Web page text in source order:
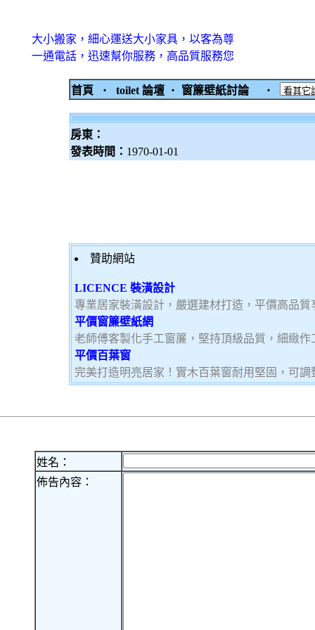
大小搬家，細心運送大小家具，以客為尊
一通電話，迅速幫你服務，高品質服務您
首頁 ‧ toilet 論壇 ‧ 窗簾壁紙討論 ‧
房東：
發表時間： 1970-01-01
贊助網站
LICENCE 裝潢設計
專業居家裝潢設計，嚴選建材打造，平價高品
平價窗簾壁紙網
老師傅客製化手工窗簾，堅持頂級品質，細緻
平價百葉窗
完美打造明亮居家！實木百葉窗耐用堅固，可
姓名：
佈告內容：